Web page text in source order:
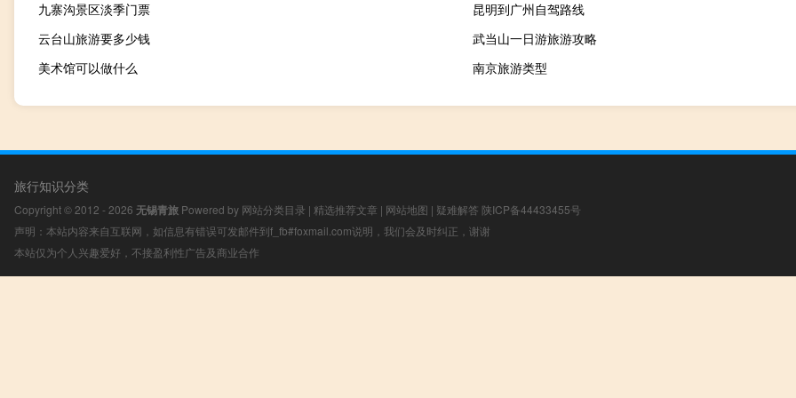
九寨沟景区淡季门票
昆明到广州自驾路线
云台山旅游要多少钱
武当山一日游旅游攻略
美术馆可以做什么
南京旅游类型
旅行知识分类
Copyright © 2012 - 2026 无锡青旅 Powered by 网站分类目录 | 精选推荐文章 | 网站地图 | 疑难解答 陕ICP备44433455号
声明：本站内容来自互联网，如信息有错误可发邮件到f_fb#foxmail.com说明，我们会及时纠正，谢谢
本站仅为个人兴趣爱好，不接盈利性广告及商业合作